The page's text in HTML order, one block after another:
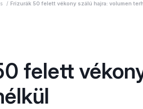
Frizurák 50 felett vékony szálú hajra: volumen
felett